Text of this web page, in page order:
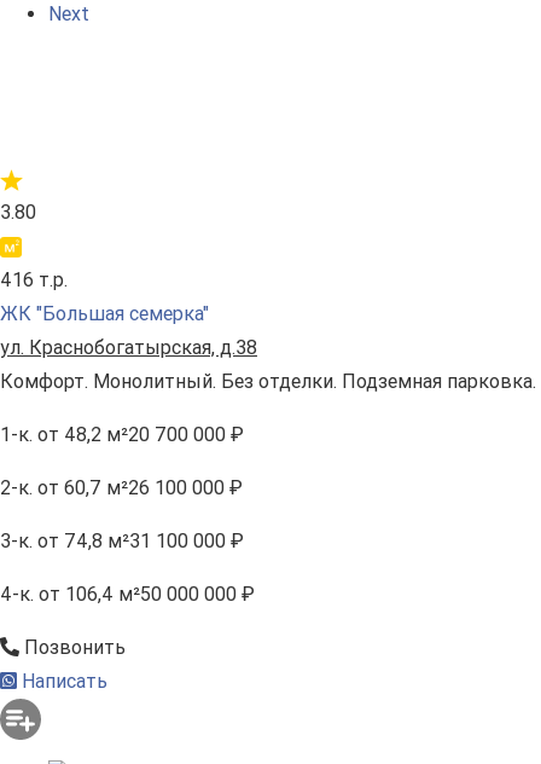
Next
3.80
416 т.р.
ЖК "Большая семерка"
ул. Краснобогатырская, д.38
Комфорт. Монолитный. Без отделки. Подземная парковка.
1-к. от 48,2 м²20 700 000 ₽
2-к. от 60,7 м²26 100 000 ₽
3-к. от 74,8 м²31 100 000 ₽
4-к. от 106,4 м²50 000 000 ₽
Позвонить
Написать